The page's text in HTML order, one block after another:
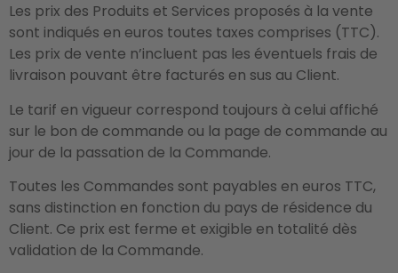
Les prix des Produits et Services proposés à la vente
sont indiqués en euros toutes taxes comprises (TTC).
Les prix de vente n’incluent pas les éventuels frais de
livraison pouvant être facturés en sus au Client.
Le tarif en vigueur correspond toujours à celui affiché
sur le bon de commande ou la page de commande au
jour de la passation de la Commande.
Toutes les Commandes sont payables en euros TTC,
sans distinction en fonction du pays de résidence du
Client. Ce prix est ferme et exigible en totalité dès
validation de la Commande.